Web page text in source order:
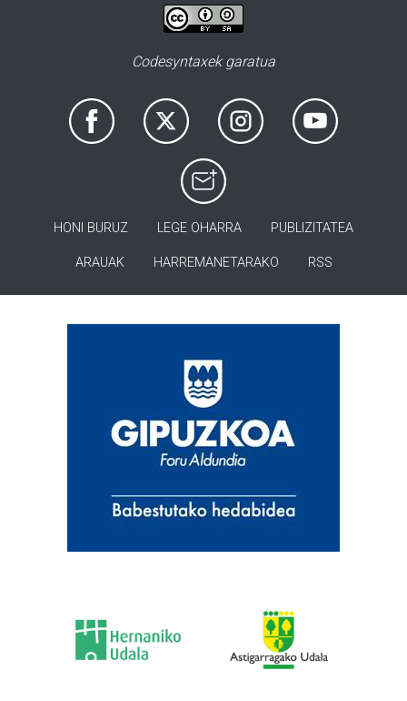
Codesyntaxek garatua
HONI BURUZ LEGE OHARRA PUBLIZITATEA
ARAUAK HARREMANETARAKO RSS